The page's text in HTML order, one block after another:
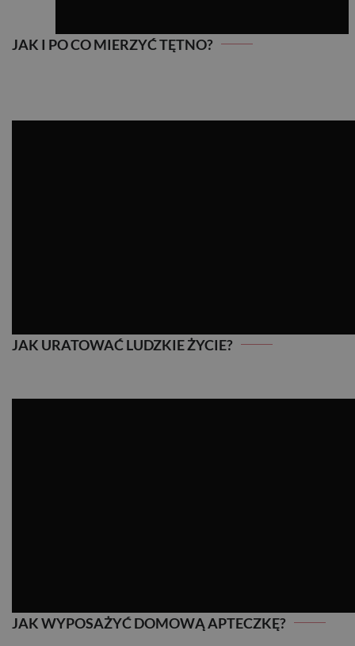
JAK I PO CO MIERZYĆ TĘTNO?
JAK URATOWAĆ LUDZKIE ŻYCIE?
JAK WYPOSAŻYĆ DOMOWĄ APTECZKĘ?